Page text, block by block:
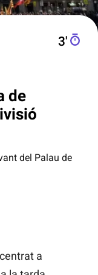
3′
de
del Palau de
a